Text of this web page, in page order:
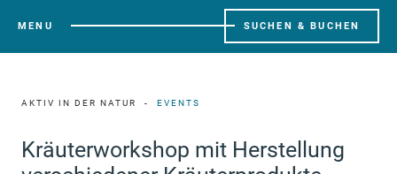
MENU SUCHEN & BUCHEN
AKTIV IN DER NATUR EVENTS
Kräuterworkshop mit Herstellung